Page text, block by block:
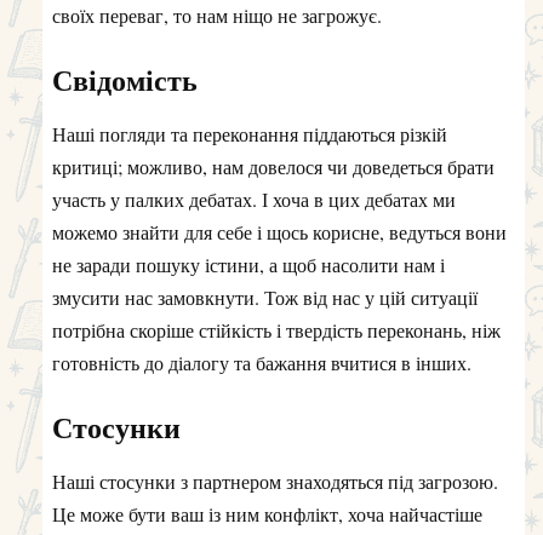
своїх переваг, то нам ніщо не загрожує.
Свідомість
Наші погляди та переконання піддаються різкій
критиці; можливо, нам довелося чи доведеться брати
участь у палких дебатах. І хоча в цих дебатах ми
можемо знайти для себе і щось корисне, ведуться вони
не заради пошуку істини, а щоб насолити нам і
змусити нас замовкнути. Тож від нас у цій ситуації
потрібна скоріше стійкість і твердість переконань, ніж
готовність до діалогу та бажання вчитися в інших.
Стосунки
Наші стосунки з партнером знаходяться під загрозою.
Це може бути ваш із ним конфлікт, хоча найчастіше